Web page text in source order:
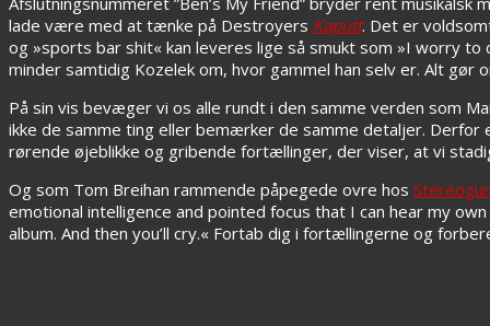
lade være med at tænke på Destroyers Kaputt. Det er
og »sports bar shit« kan leveres lige så smukt som »I worry
minder samtidig Kozelek om, hvor gammel han selv er. Alt gør
På sin vis bevæger vi os alle rundt i den samme verden som
ikke de samme ting eller bemærker de samme detaljer.
rørende øjeblikke og gribende fortællinger, der viser, at vi
Og som Tom Breihan rammende påpegede ovre hos
emotional intelligence and pointed focus that I can hear my
album. And then you’ll cry.« Fortab dig i fortællingerne og